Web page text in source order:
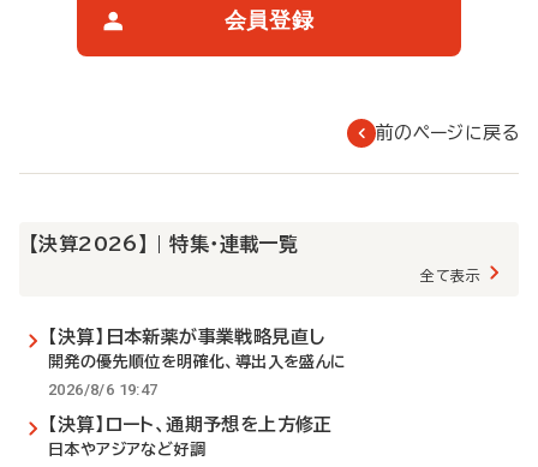
会員登録
前のページに戻る
【決算2026】 | 特集・連載一覧
全て表示
【決算】日本新薬が事業戦略見直し
開発の優先順位を明確化、導出入を盛んに
2026/8/6 19:47
【決算】ロート、通期予想を上方修正
日本やアジアなど好調